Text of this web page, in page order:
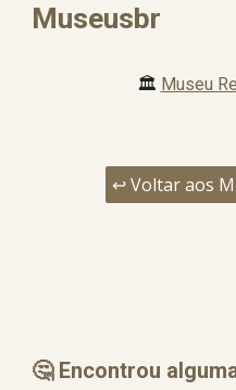
Museusbr
🏛️ Museu
↩️ Voltar aos
🤔 Encontrou